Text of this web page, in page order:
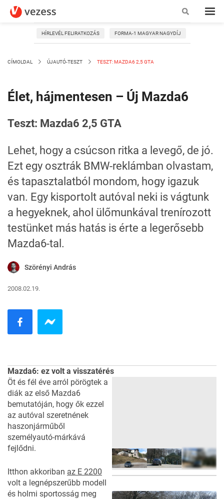
HÍRLEVÉL FELIRATKOZÁS FORMA-1 MAGYAR NAGYDÍJ
CÍMOLDAL ÚJAUTÓ-TESZT TESZT: MAZDA6 2,5 GTA
Élet, hájmentesen – Új Mazda6
Teszt: Mazda6 2,5 GTA
Lehet, hogy a csúcson ritka a levegő, de jó.
Ezt egy osztrák BMW-reklámban olvastam,
és tapasztalatból mondom, hogy igazuk
van. Egy kisportolt autóval neki is vágtunk
a hegyeknek, ahol ülőmunkával trenírozott
testünket más hatás is érte a legerősebb
Mazda6-tal.
Szörényi András
2008.02.19.
Mazda6: ez volt a visszatérés
Öt és fél éve arról pörögtek a
diák az első Mazda6
bemutatóján, hogy ők ezzel
az autóval szeretnének
haszonjárműből
személyautó-márkává
fejlődni.
Itthon akkoriban az E 2200
volt a legnépszerűbb modell
és holmi sportosság meg